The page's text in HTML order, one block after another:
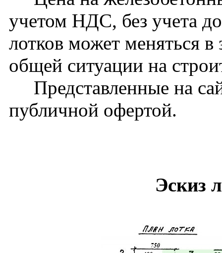
учетом НДС, без учета
лотков может меняться
общей ситуации на
Представленные на
публичной офертой.
Эскиз